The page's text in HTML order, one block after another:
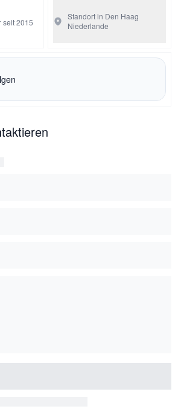
seit 2015
Standort in Den Haag
Niederlande